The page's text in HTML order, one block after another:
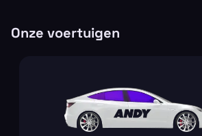
Onze voertuigen